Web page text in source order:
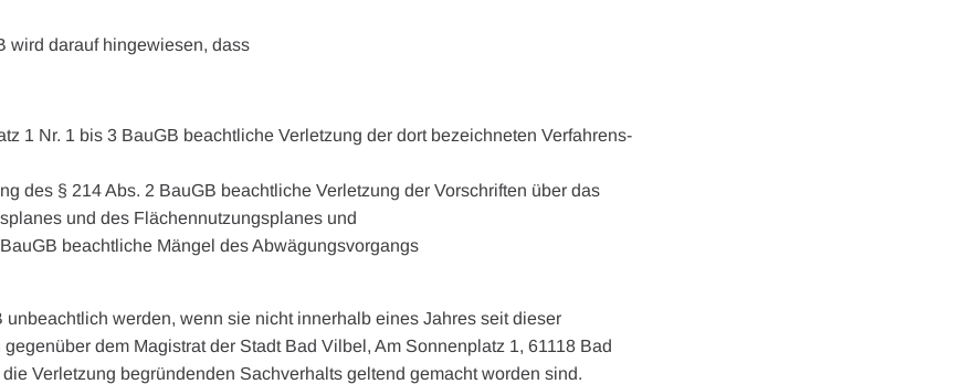
wird darauf hingewiesen, dass
1 Nr. 1 bis 3 BauGB beachtliche Verletzung der dort bezeichneten Verfahrens-
des § 214 Abs. 2 BauGB beachtliche Verletzung der Vorschriften über das
und des Flächennutzungsplanes und
beachtliche Mängel des Abwägungsvorgangs
unbeachtlich werden, wenn sie nicht innerhalb eines Jahres seit dieser
dem Magistrat der Stadt Bad Vilbel, Am Sonnenplatz 1, 61118 Bad
Verletzung begründenden Sachverhalts geltend gemacht worden sind.